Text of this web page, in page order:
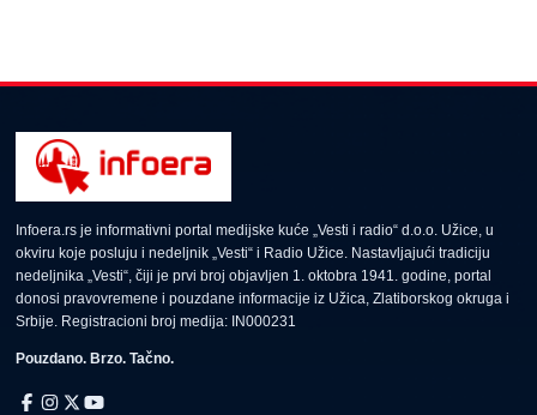
Infoera.rs je informativni portal medijske kuće „Vesti i radio“ d.o.o. Užice, u
okviru koje posluju i nedeljnik „Vesti“ i Radio Užice. Nastavljajući tradiciju
nedeljnika „Vesti“, čiji je prvi broj objavljen 1. oktobra 1941. godine, portal
donosi pravovremene i pouzdane informacije iz Užica, Zlatiborskog okruga i
Srbije. Registracioni broj medija: IN000231
Pouzdano. Brzo. Tačno.